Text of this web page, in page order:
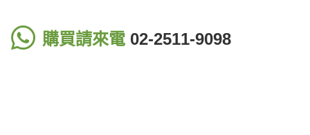
購買請來電 02-2511-9098